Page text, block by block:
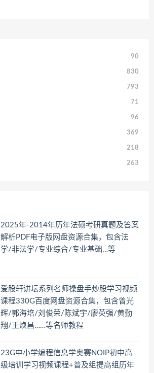
90
830
793
71
96
369
218
263
2025年-2014年历年法硕考研真题及答案
解析PDF电子版网盘资源合集，包含法
学/非法学/专业综合/专业基础…等
爱股轩讲坛系列名师操盘手炒股学习视频
课程330G百度网盘资源合集，包含曾光
辉/郭海培/刘俊荣/陈斌宇/廖英强/黄勤
翔/王焕昌……等名师教程
23G中小学编程信息学奥赛NOIP初中高
级培训学习视频课程+普及组提高组历年